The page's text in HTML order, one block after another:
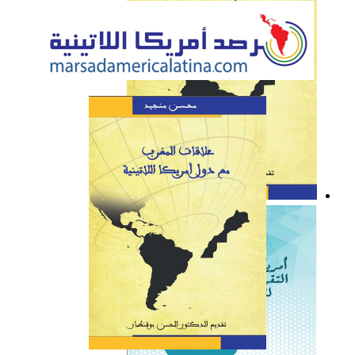
كتاب: علاقات المغرب مع
دول أمريكا اللاتينية